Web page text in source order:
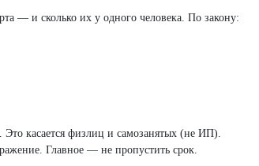
— и сколько их у одного человека. По закону:
Это касается физлиц и самозанятых (не ИП).
Главное — не пропустить срок.